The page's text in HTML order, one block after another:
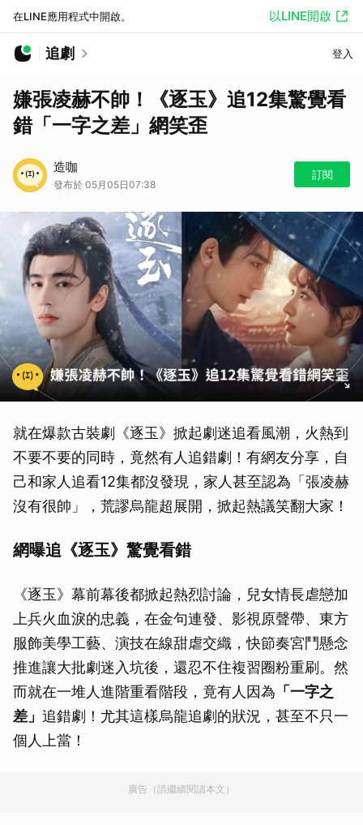
在LINE應用程式中開啟。 以LINE開啟
追劇 登入
嫌張凌赫不帥！《逐玉》追12集驚覺看
錯「一字之差」網笑歪
造咖
發布於 05月05日07:38
訂閱
就在爆款古裝劇《逐玉》掀起劇迷追看風潮，火熱到
不要不要的同時，竟然有人追錯劇！有網友分享，自
己和家人追看12集都沒發現，家人甚至認為「張凌赫
沒有很帥」，荒謬烏龍超展開，掀起熱議笑翻大家！
網曝追《逐玉》驚覺看錯
《逐玉》幕前幕後都掀起熱烈討論，兒女情長虐戀加
上兵火血淚的忠義，在金句連發、影視原聲帶、東方
服飾美學工藝、演技在線甜虐交織，快節奏宮鬥懸念
推進讓大批劇迷入坑後，還忍不住複習圈粉重刷。然
而就在一堆人進階重看階段，竟有人因為 「一字之
差」 追錯劇！尤其這樣烏龍追劇的狀況，甚至不只一
個人上當！
廣告（請繼續閱讀本文）